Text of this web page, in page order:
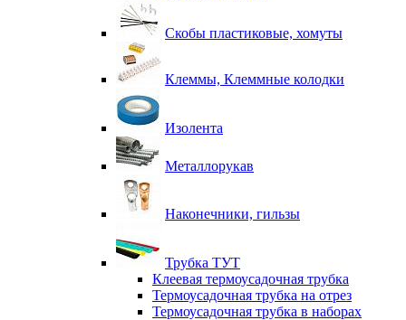
Скобы пластиковые, хомуты
Клеммы, Клеммные колодки
Изолента
Металлорукав
Наконечники, гильзы
Трубка ТУТ
Клеевая термоусадочная трубка
Термоусадочная трубка на отрез
Термоусадочная трубка в наборах